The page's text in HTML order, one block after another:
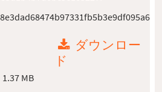
ダウンロー
ド
1.37 MB